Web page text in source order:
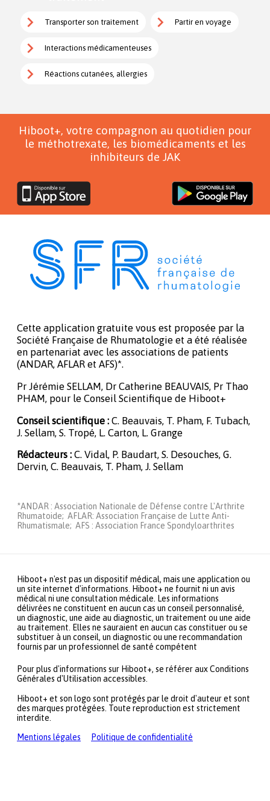
Transporter son traitement Partir en voyage
Interactions médicamenteuses
Réactions cutanées, allergies
Hiboot+, votre compagnon au quotidien pour
le méthotrexate, les biomédicaments et les
inhibiteurs de JAK
Cette application gratuite vous est proposée par la
Société Française de Rhumatologie et a été réalisée
en partenariat avec les associations de patients
(ANDAR, AFLAR et AFS)*.
Pr Jérémie SELLAM, Dr Catherine BEAUVAIS, Pr Thao
PHAM, pour le Conseil Scientifique de Hiboot+
Conseil scientifique : C. Beauvais, T. Pham, F. Tubach,
J. Sellam, S. Tropé, L. Carton, L. Grange
Rédacteurs : C. Vidal, P. Baudart, S. Desouches, G.
Dervin, C. Beauvais, T. Pham, J. Sellam
*ANDAR : Association Nationale de Défense contre L'Arthrite
Rhumatoide; AFLAR: Association Française de Lutte Anti-
Rhumatismale; AFS : Association France Spondyloarthrites
Hiboot+ n'est pas un dispositif médical, mais une application ou
un site internet d'informations. Hiboot+ ne fournit ni un avis
médical ni une consultation médicale. Les informations
délivrées ne constituent en aucun cas un conseil personnalisé,
un diagnostic, une aide au diagnostic, un traitement ou une aide
au traitement. Elles ne sauraient en aucun cas constituer ou se
substituer à un conseil, un diagnostic ou une recommandation
fournis par un professionnel de santé compétent
Pour plus d'informations sur Hiboot+, se référer aux Conditions
Générales d'Utilisation accessibles.
Hiboot+ et son logo sont protégés par le droit d'auteur et sont
des marques protégées. Toute reproduction est strictement
interdite.
Mentions légales
Politique de confidentialité